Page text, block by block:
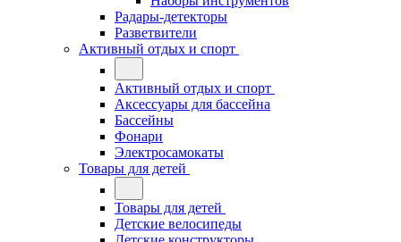
Радары-детекторы
Разветвители
Активный отдых и спорт
Активный отдых и спорт
Аксессуары для бассейна
Бассейны
Фонари
Электросамокаты
Товары для детей
Товары для детей
Детские велосипеды